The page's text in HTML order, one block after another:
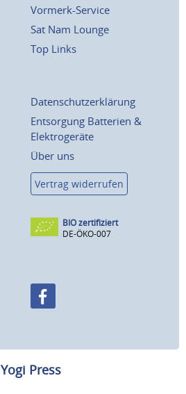
Vormerk-Service
Sat Nam Lounge
Top Links
Datenschutzerklärung
Entsorgung Batterien &
Elektrogeräte
Über uns
Vertrag widerrufen
BIO zertifiziert
DE-ÖKO-007
Yogi Press